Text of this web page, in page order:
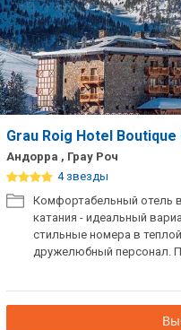
Grau Roig Hotel Boutique
Андорра , Грау Роч
4 звезды
Комфортабельный отель
катания - идеальный
стильные номера в
дружелюбный персонал.